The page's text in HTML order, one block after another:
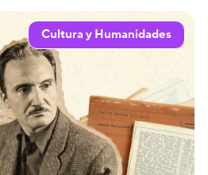
Cultura y Humanidades